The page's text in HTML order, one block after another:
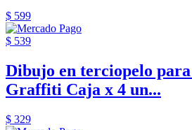
$ 599
$ 539
Dibujo en terciopelo
Graffiti Caja x 4 un...
$ 329